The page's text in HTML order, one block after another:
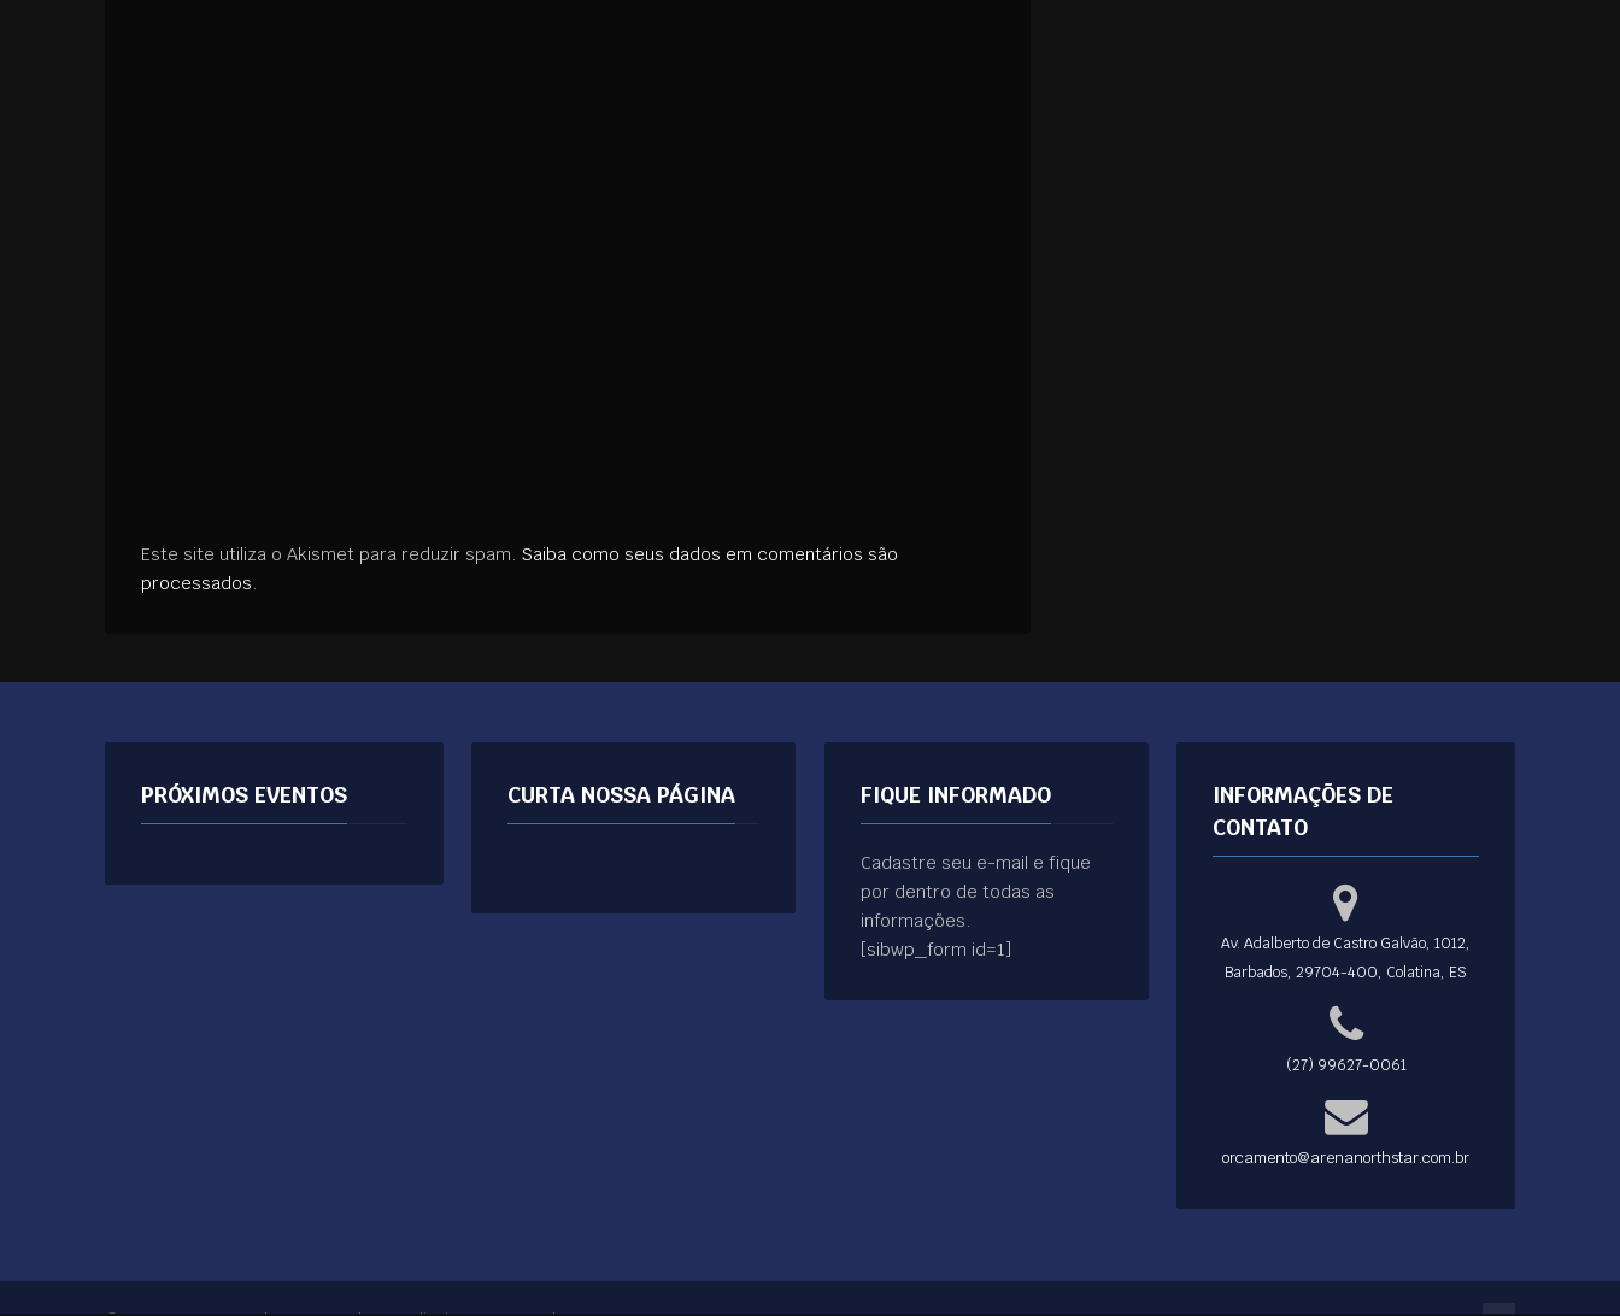
Este site utiliza o Akismet para reduzir spam. Saiba como seus dados em comentários são
processados.
PRÓXIMOS EVENTOS CURTA NOSSA PÁGINA FIQUE INFORMADO
Cadastre seu e-mail e fique
por dentro de todas as
informações.
[sibwp_form id=1]
INFORMAÇÕES DE
CONTATO
Av. Adalberto de Castro Galvão, 1012,
Barbados, 29704-400, Colatina, ES
(27) 99627-0061
orcamento@arenanorthstar.com.br